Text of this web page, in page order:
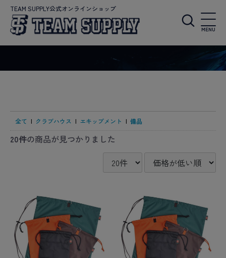
TEAM SUPPLY公式オンラインショップ
MENU
全て | クラブハウス | エキップメント | 備品
20件の商品が見つかりました